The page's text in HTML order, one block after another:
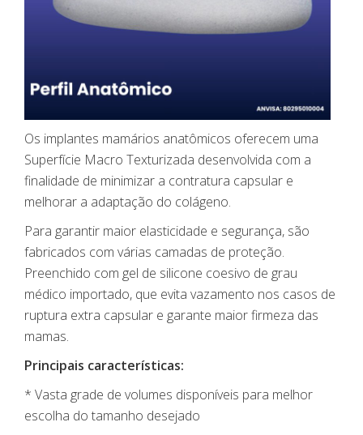
Os implantes mamários anatômicos oferecem uma
Superfície Macro Texturizada desenvolvida com a
finalidade de minimizar a contratura capsular e
melhorar a adaptação do colágeno.
Para garantir maior elasticidade e segurança, são
fabricados com várias camadas de proteção.
Preenchido com gel de silicone coesivo de grau
médico importado, que evita vazamento nos casos de
ruptura extra capsular e garante maior firmeza das
mamas.
Principais características:
* Vasta grade de volumes disponíveis para melhor
escolha do tamanho desejado